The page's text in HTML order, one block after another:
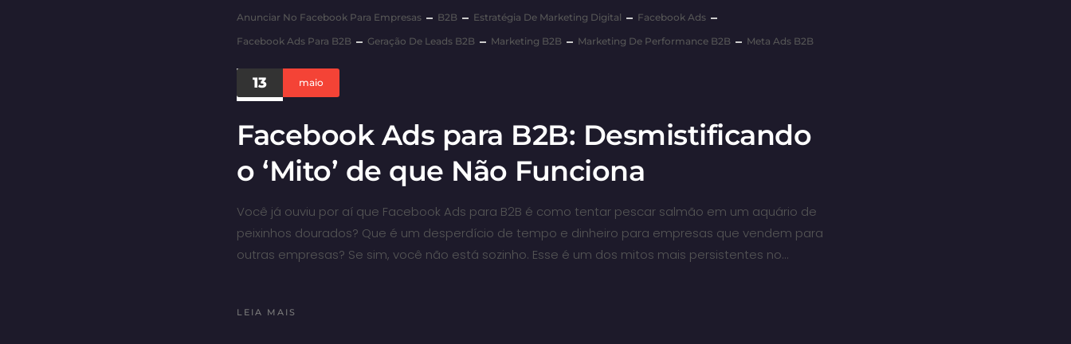
Anunciar No Facebook Para Empresas B2B Estratégia De Marketing Digital
Facebook Ads
Facebook Ads Para B2B
Geração De Leads B2B Marketing B2B Marketing De Performance B2B Meta Ads B2B
13 maio
Facebook Ads para B2B: Desmistificando
o ‘Mito’ de que Não Funciona
Você já ouviu por aí que Facebook Ads para B2B é como tentar pescar salmão em um aquário de
peixinhos dourados? Que é um desperdício de tempo e dinheiro para empresas que vendem para
outras empresas? Se sim, você não está sozinho. Esse é um dos mitos mais persistentes no…
LEIA MAIS